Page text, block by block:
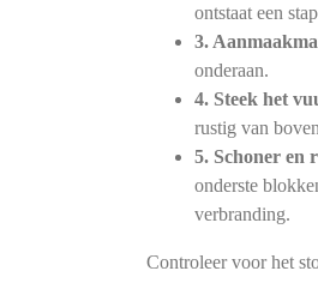
ontstaat een
3.
onderaan.
4. Steek het
rustig van
5. Schoner en
onderste
verbranding.
Controleer voor het